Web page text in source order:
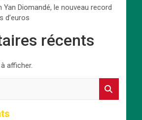
Yan Diomandé, le nouveau record
d’euros
récents
afficher.